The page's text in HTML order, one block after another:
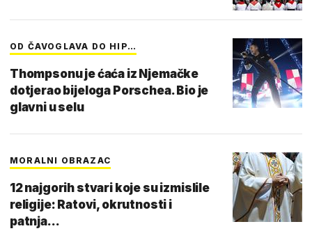
OD ČAVOGLAVA DO HIP…
Thompsonu je ćaća iz Njemačke
dotjerao bijeloga Porschea. Bio je
glavni u selu
MORALNI OBRAZAC
12 najgorih stvari koje su izmislile
religije: Ratovi, okrutnosti i
patnja...